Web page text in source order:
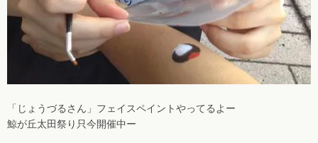
「じょうづるさん」フェイスペイントやってるよー
鯨が丘太田祭り只今開催中ー